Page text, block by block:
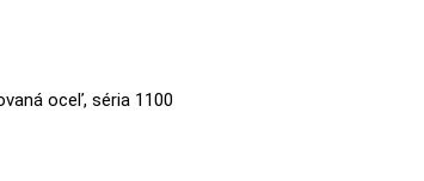
oceľ, séria 1100